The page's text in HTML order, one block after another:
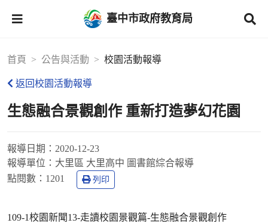
臺中市政府教育局
首頁 公告與活動 校園活動報導
返回校園活動報導
生態融合景觀創作 重新打造夢幻花園
報導日期： 2020-12-23
報導單位： 大里區 大里高中 圖書館綜合報導
點閱數： 1201 列印
109-1校園新聞13-走讀校園景觀篇-生態融合景觀創作